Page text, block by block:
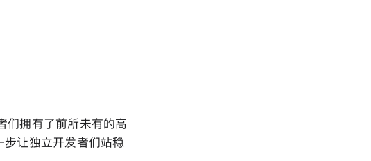
们拥有了前所未有的高
步让独立开发者们站稳